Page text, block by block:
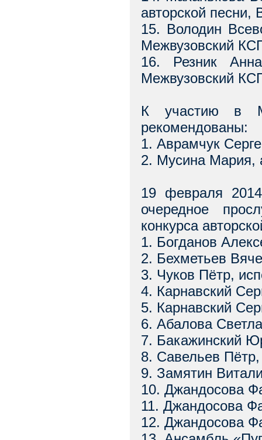
авторской
15. Володин
Межвузовский
16. Резник
Межвузовский
К участию в
рекомендованы:
1. Аврамчук
2. Мусина Мария,
19 февраля
очередное
конкурса
1. Богданов
2. Бехметьев
3. Чуков Пётр,
4. Карнавский
5. Карнавский
6. Абалова
7. Бакажинский
8. Савельев
9. Замятин
10. Джандосова
11. Джандосова
12. Джандосова